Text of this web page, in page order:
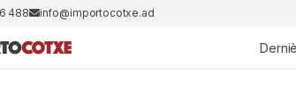
488 info@importocotxe.ad